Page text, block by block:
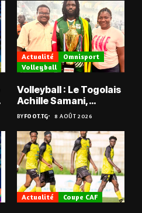
Actualité
Omnisport
Volleyball
Volleyball : Le Togolais
Achille Samani,
champion du Bénin !
BYFOOT.TG 8 AOÛT 2026
Actualité Coupe CAF